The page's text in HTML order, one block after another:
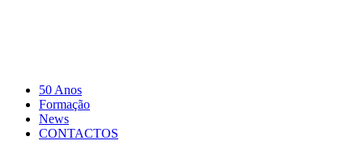
50 Anos
Formação
News
CONTACTOS